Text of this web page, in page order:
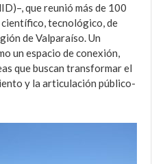
que reunió más de 100
tecnológico, de
de Valparaíso. Un
un espacio de conexión,
que buscan transformar el
y la articulación público-